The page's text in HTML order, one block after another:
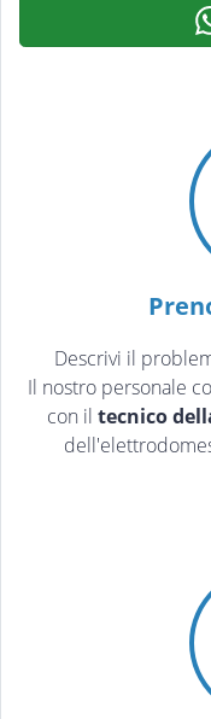
Descrivi il
Il nostro personale
con il tecnico